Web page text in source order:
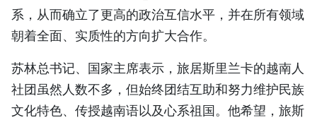
РУССКИЙ
ESPAÑOL
系，从而确立了更高的政治互信水平，并在所有领域
朝着全面、实质性的方向扩大合作。
苏林总书记、国家主席表示，旅居斯里兰卡的越南人
社团虽然人数不多，但始终团结互助和努力维护民族
文化特色、传授越南语以及心系祖国。他希望，旅斯